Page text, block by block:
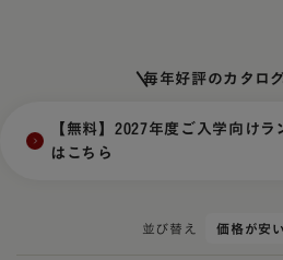
毎年好評のカタロ
【無料】2027年度ご入学向け
はこちら
並び替え 価格が安